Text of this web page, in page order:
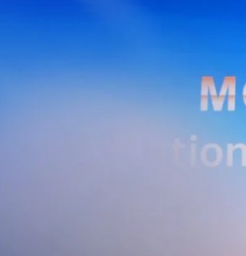
ความเข้าใจในภาคธุรกิจไทยของ AIS Business เข้
โลกของ Huawei Cloud เพื่อช่วยให้ผู้ประกอบการส
ด้อย่างเป็นรูปธรรม ภายใต้ความร่วมมือดังกล่าว ทั้
โครงข่ายไฟเบอร์ และระบบเชื่อมต่อที่ปลอดภัย ไป
Cloud ด้วยศักยภาพการประมวลผลของ GPU เพื่
กรรม ช่วยเสริมขีดความสามารถในการแข่งขัน แล
ทุนต่างชาติที่ต้องการขยายฐานการผลิตในประเทศไ